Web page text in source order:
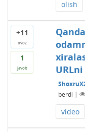
olish
+11
ovoz
1
javob
berdi |
video